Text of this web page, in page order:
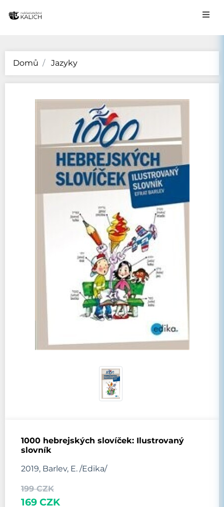
Domů Jazyky
1000 hebrejských slovíček: Ilustrovaný
slovník
2019, Barlev, E. /Edika/
199 CZK
169 CZK